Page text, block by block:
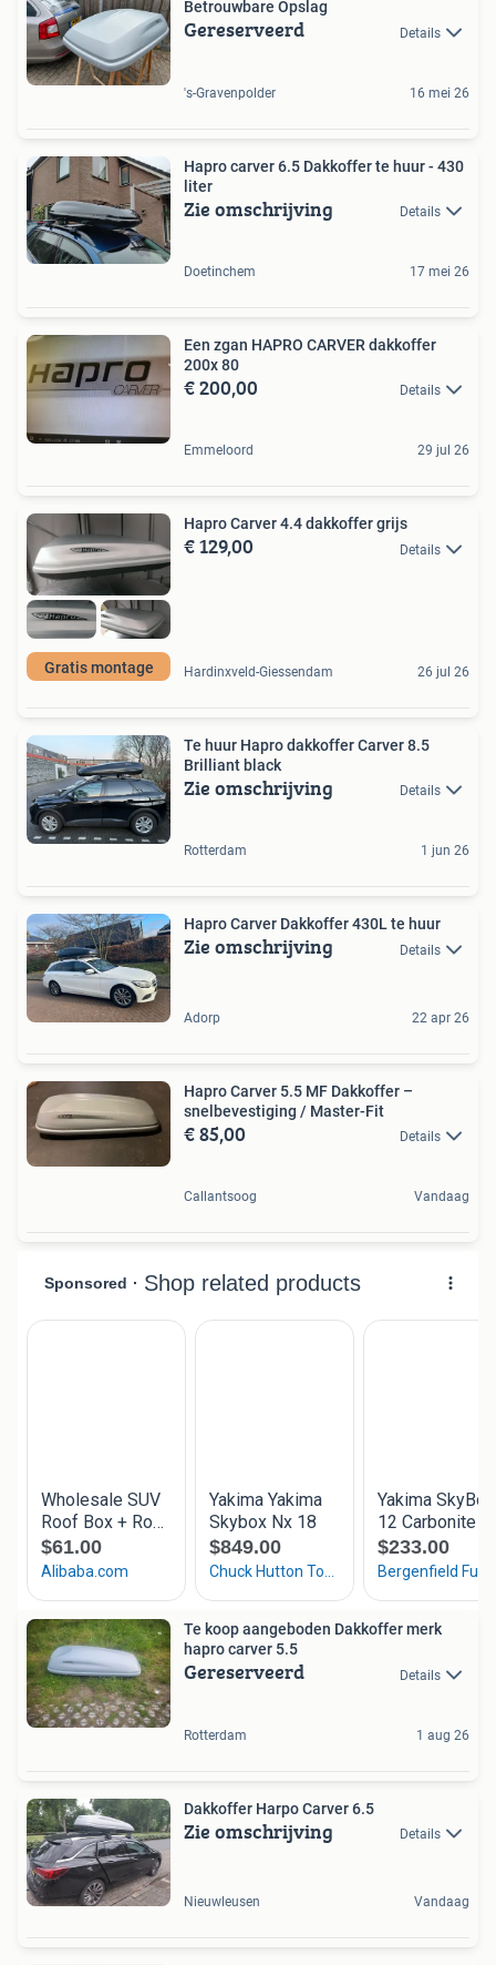
Betrouwbare Opslag
Gereserveerd Details
's-Gravenpolder 16 mei 26
Hapro carver 6.5 Dakkoffer te huur - 430
liter
Zie omschrijving Details
Doetinchem 17 mei 26
Een zgan HAPRO CARVER dakkoffer
200x 80
€ 200,00 Details
Emmeloord 29 jul 26
Gratis montage
Hapro Carver 4.4 dakkoffer grijs
€ 129,00 Details
Hardinxveld-Giessendam 26 jul 26
Te huur Hapro dakkoffer Carver 8.5
Brilliant black
Zie omschrijving Details
Rotterdam 1 jun 26
Hapro Carver Dakkoffer 430L te huur
Zie omschrijving Details
Adorp 22 apr 26
Hapro Carver 5.5 MF Dakkoffer –
snelbevestiging / Master-Fit
€ 85,00 Details
Callantsoog Vandaag
Te koop aangeboden Dakkoffer merk
hapro carver 5.5
Gereserveerd Details
Rotterdam 1 aug 26
Dakkoffer Harpo Carver 6.5
Zie omschrijving Details
Nieuwleusen Vandaag